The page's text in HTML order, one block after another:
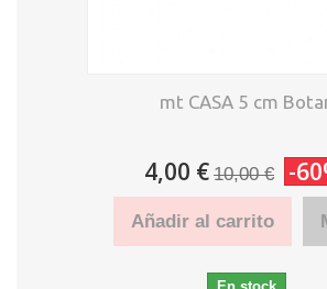
mt CASA 5 cm
4,00 € 10,00 € -
Añadir al carrito